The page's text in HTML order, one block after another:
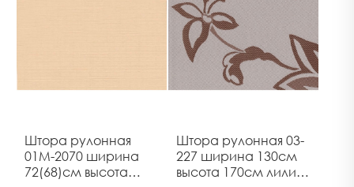
Штора рулонная
01М-2070 ширина
72(68)см высота
Штора рулонная 03-
227 ширина 130см
высота 170см лилия